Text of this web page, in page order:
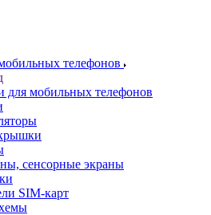
телефонов
для мобильных телефонов
сенсорные экраны
SIM-карт